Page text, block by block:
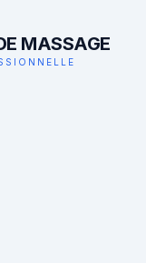
MASSAGE